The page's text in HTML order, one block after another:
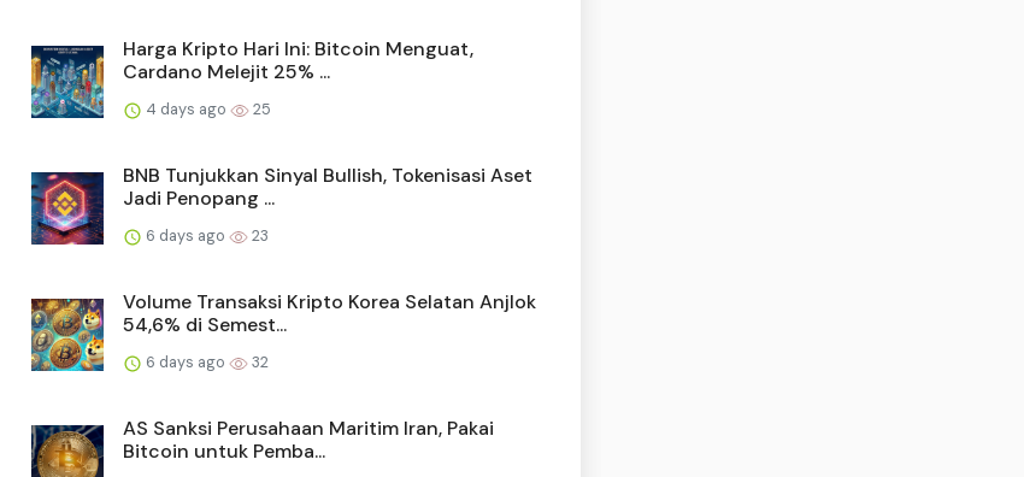
Harga Kripto Hari Ini: Bitcoin Menguat,
Cardano Melejit 25% ...
4 days ago 25
BNB Tunjukkan Sinyal Bullish, Tokenisasi Aset
Jadi Penopang ...
6 days ago 23
Volume Transaksi Kripto Korea Selatan Anjlok
54,6% di Semest...
6 days ago 32
AS Sanksi Perusahaan Maritim Iran, Pakai
Bitcoin untuk Pemba...